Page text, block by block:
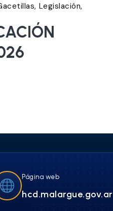
Legislación
Página web
hcd.malargue.gov.ar